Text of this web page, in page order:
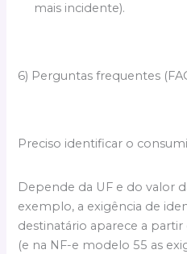
mais incidente).
6) Perguntas frequentes
Preciso identificar o
Depende da UF e do valor
exemplo, a exigência de
destinatário aparece a
(e na NF-e modelo 55 as